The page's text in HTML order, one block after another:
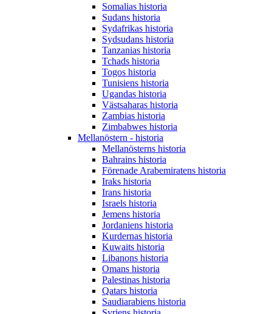
Somalias historia
Sudans historia
Sydafrikas historia
Sydsudans historia
Tanzanias historia
Tchads historia
Togos historia
Tunisiens historia
Ugandas historia
Västsaharas historia
Zambias historia
Zimbabwes historia
Mellanöstern - historia
Mellanösterns historia
Bahrains historia
Förenade Arabemiratens historia
Iraks historia
Irans historia
Israels historia
Jemens historia
Jordaniens historia
Kurdernas historia
Kuwaits historia
Libanons historia
Omans historia
Palestinas historia
Qatars historia
Saudiarabiens historia